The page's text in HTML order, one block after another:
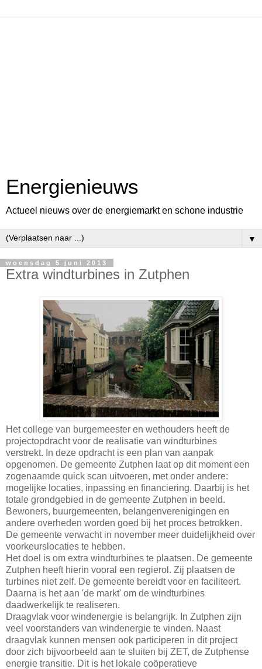
Energienieuws
Actueel nieuws over de energiemarkt en schone industrie
▼
woensdag 5 juni 2013
Extra windturbines in Zutphen
Het college van burgemeester en wethouders heeft de
projectopdracht voor de realisatie van windturbines
verstrekt. In deze opdracht is een plan van aanpak
opgenomen. De gemeente Zutphen laat op dit moment een
zogenaamde quick scan uitvoeren, met onder andere:
mogelijke locaties, inpassing en financiering. Daarbij is het
totale grondgebied in de gemeente Zutphen in beeld.
Bewoners, buurgemeenten, belangenverenigingen en
andere overheden worden goed bij het proces betrokken.
De gemeente verwacht in november meer duidelijkheid over
voorkeurslocaties te hebben.
Het doel is om extra windturbines te plaatsen. De gemeente
Zutphen heeft hierin vooral een regierol. Zij plaatsen de
turbines niet zelf. De gemeente bereidt voor en faciliteert.
Daarna is het aan 'de markt' om de windturbines
daadwerkelijk te realiseren.
Draagvlak voor windenergie is belangrijk. In Zutphen zijn
veel voorstanders van windenergie te vinden. Naast
draagvlak kunnen mensen ook participeren in dit project
door zich bijvoorbeeld aan te sluiten bij ZET, de Zutphense
energie transitie. Dit is het lokale coöperatieve